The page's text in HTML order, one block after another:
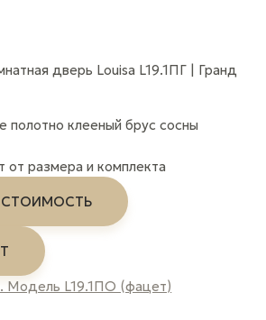
дверь Louisa L19.1ПГ | Гранд
полотно клееный брус сосны
от размера и комплекта
СТОИМОСТЬ